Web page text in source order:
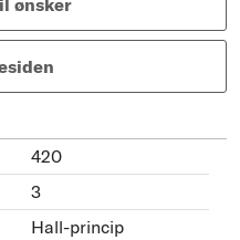
ønsker
420
3
Hall-princip